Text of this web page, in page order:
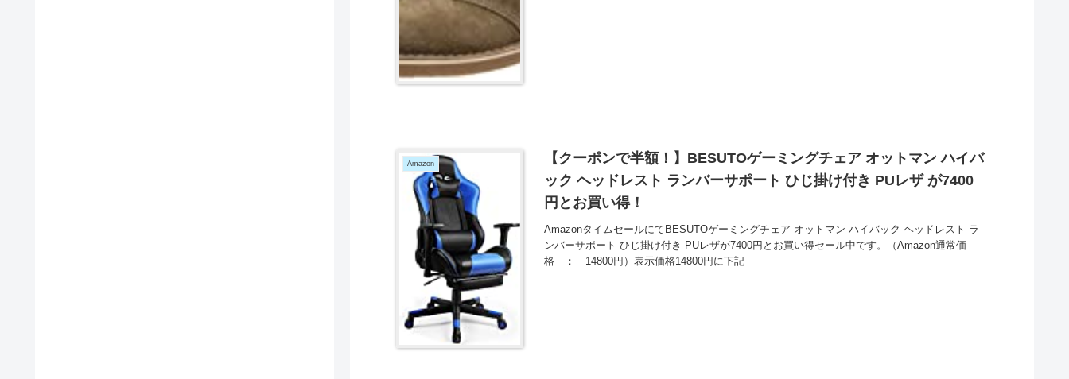
Amazon
【クーポンで半額！】BESUTOゲーミングチェア オットマン ハイバ
ック ヘッドレスト ランバーサポート ひじ掛け付き PUレザ が7400
円とお買い得！
AmazonタイムセールにてBESUTOゲーミングチェア オットマン ハイバック ヘッドレスト ラ
ンバーサポート ひじ掛け付き PUレザが7400円とお買い得セール中です。（Amazon通常価
格 ： 14800円）表示価格14800円に下記